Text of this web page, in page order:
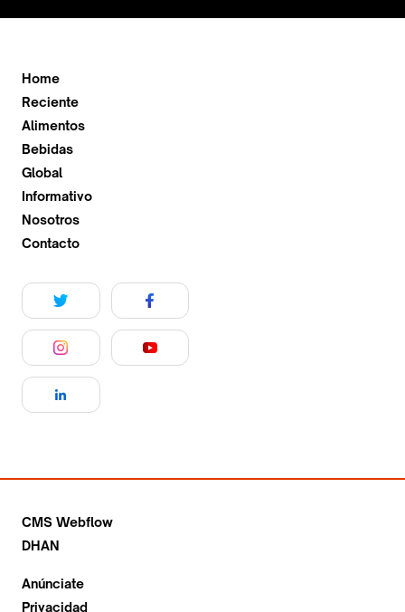
Home
Reciente
Alimentos
Bebidas
Global
Informativo
Nosotros
Contacto
CMS Webflow
DHAN
Anúnciate
Privacidad